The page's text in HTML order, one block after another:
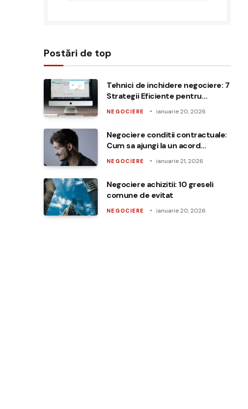
Postări de top
Tehnici de inchidere negociere: 7
Strategii Eficiente pentru
NEGOCIERE ianuarie 20, 2026
Negociere conditii contractuale:
Cum sa ajungi la un acord
NEGOCIERE ianuarie 21, 2026
Negociere achizitii: 10 greseli
comune de evitat
NEGOCIERE ianuarie 20, 2026